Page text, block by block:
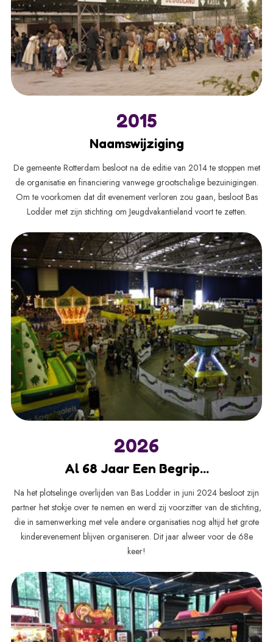
2015
Naamswijziging
De gemeente Rotterdam besloot na de editie van 2014 te stoppen met
de organisatie en financiering vanwege grootschalige bezuinigingen.
Om te voorkomen dat dit evenement verloren zou gaan, besloot Bas
Lodder met zijn stichting om Jeugdvakantieland voort te zetten.
2026
Al 68 Jaar Een Begrip...
Na het plotselinge overlijden van Bas Lodder in juni 2024 besloot zijn
partner het stokje over te nemen en werd zij voorzitter van de stichting,
die in samenwerking met vele andere organisaties nog altijd het grote
kinderevenement blijven organiseren. Dit jaar alweer voor de 68e
keer!